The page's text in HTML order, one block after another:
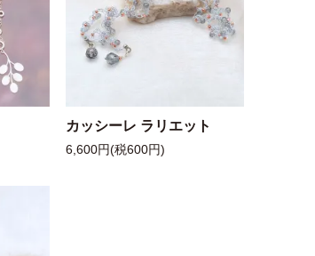
カッシーレ ラリエット
6,600円(税600円)